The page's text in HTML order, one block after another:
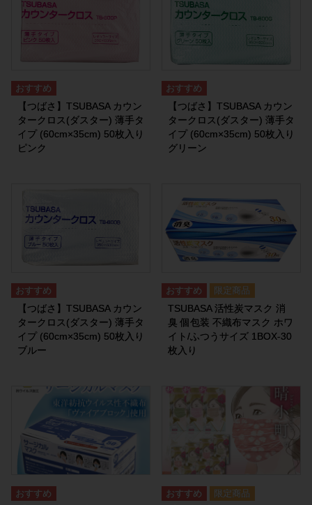
【つばさ】TSUBASA カウン
タークロス(ダスター) 薄手タ
イプ (60cm×35cm) 50枚入り
ピンク
【つばさ】TSUBASA カウン
タークロス(ダスター) 薄手タ
イプ (60cm×35cm) 50枚入り
グリーン
【つばさ】TSUBASA カウン
タークロス(ダスター) 薄手タ
イプ (60cm×35cm) 50枚入り
ブルー
TSUBASA 活性炭マスク 消
臭 個包装 不織布マスク ホワ
イト/ふつうサイズ 1BOX-30
枚入り